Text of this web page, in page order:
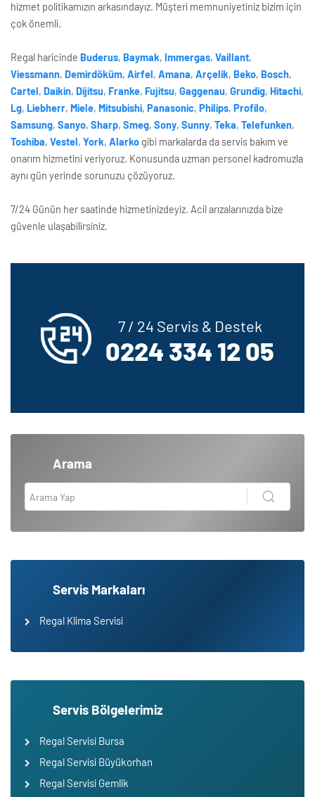
hizmet politikamızın arkasındayız. Müşteri memnuniyetiniz bizim için
çok önemli.
Regal haricinde Buderus, Baymak, Immergas, Vaillant,
Viessmann, Demirdöküm, Airfel, Amana, Arçelik, Beko, Bosch,
Cartel, Daikin, Dijitsu, Franke, Fujitsu, Gaggenau, Grundig, Hitachi,
Lg, Liebherr, Miele, Mitsubishi, Panasonic, Philips, Profilo,
Samsung, Sanyo, Sharp, Smeg, Sony, Sunny, Teka, Telefunken,
Toshiba, Vestel, York, Alarko gibi markalarda da servis bakım ve
onarım hizmetini veriyoruz. Konusunda uzman personel kadromuzla
aynı gün yerinde sorunuzu çözüyoruz.
7/24 Günün her saatinde hizmetinizdeyiz. Acil arızalarınızda bize
güvenle ulaşabilirsiniz.
7 / 24 Servis & Destek
0224 334 12 05
Arama
Servis Markaları
Regal Klima Servisi
Servis Bölgelerimiz
Regal Servisi Bursa
Regal Servisi Büyükorhan
Regal Servisi Gemlik